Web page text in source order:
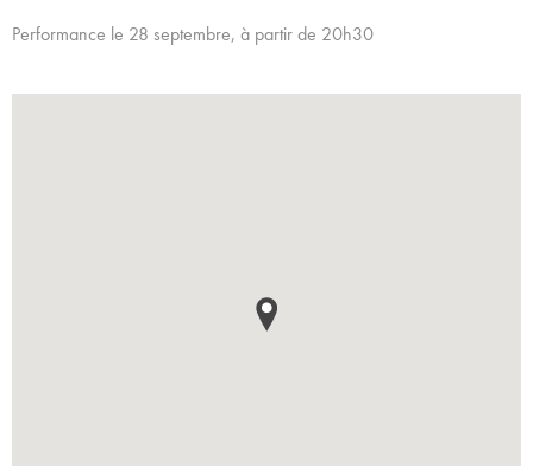
Performance le 28 septembre, à partir de 20h30